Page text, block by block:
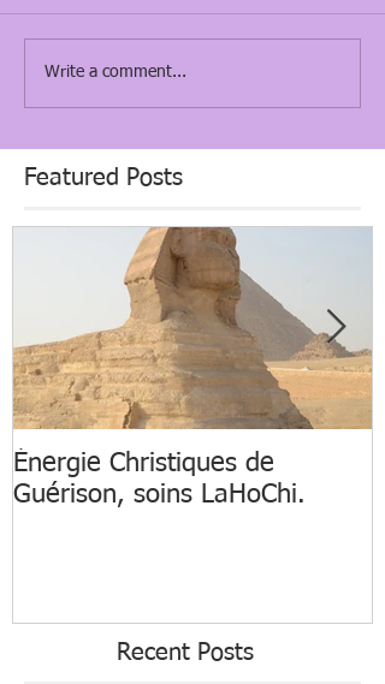
Write a comment...
Featured Posts
Énergie Christiques de
Guérison, soins LaHoChi.
Recent Posts